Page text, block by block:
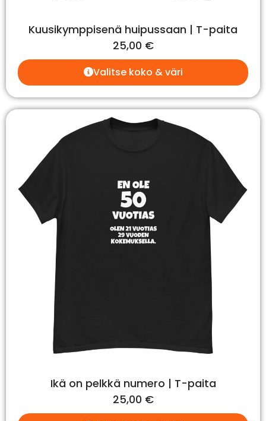
Kuusikymppisenä huipussaan | T-paita
25,00 €
Valitse koko & väri
Ikä on pelkkä numero | T-paita
25,00 €